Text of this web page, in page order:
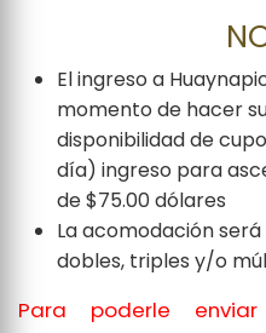
El ingreso a
momento de hacer
disponibilidad de
día) ingreso para
de $75.00 dólares
La acomodación
dobles, triples y/o
Para poderle